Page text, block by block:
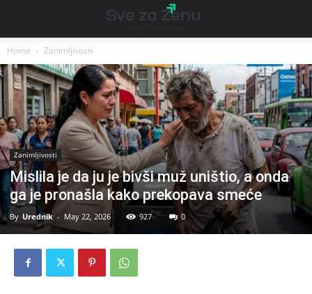
Home Zanimljivosti
Zanimljivosti
Mislila je da ju je bivši muž uništio, a onda
ga je pronašla kako prekopava smeće
By Urednik - May 22, 2026 927 0